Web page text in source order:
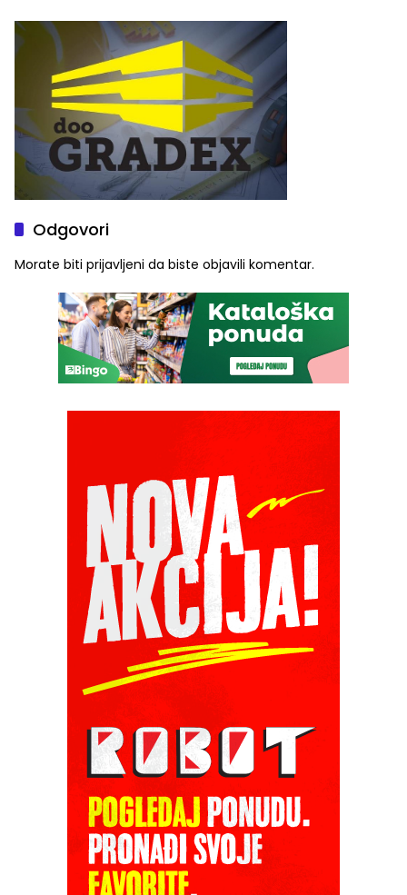
Odgovori
Morate biti prijavljeni da biste objavili komentar.